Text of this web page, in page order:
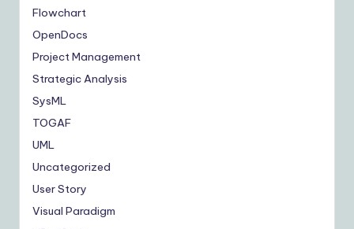
Flowchart
OpenDocs
Project Management
Strategic Analysis
SysML
TOGAF
UML
Uncategorized
User Story
Visual Paradigm